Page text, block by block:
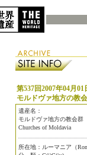
第537回2007年04月01
モルドヴァ地方の教
遺産名：
モルドヴァ地方の教会群
Churches of Moldavia
所在地：ルーマニア（